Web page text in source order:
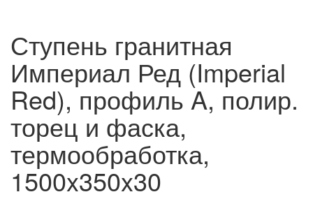
Ступень гранитная
Империал Ред (Imperial
Red), профиль A, полир.
торец и фаска,
термообработка,
1500x350x30